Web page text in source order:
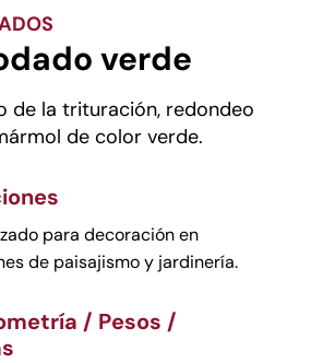
verde
de la trituración, redondeo
de color verde.
para decoración en
de paisajismo y jardinería.
/ Pesos /